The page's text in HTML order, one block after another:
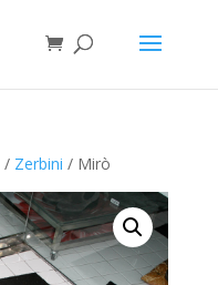
/ Zerbini / Mirò